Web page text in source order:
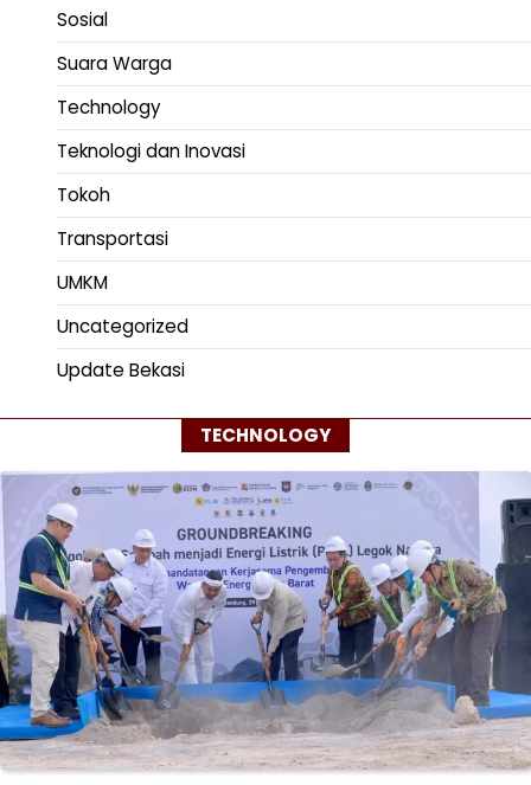
Sosial
Suara Warga
Technology
Teknologi dan Inovasi
Tokoh
Transportasi
UMKM
Uncategorized
Update Bekasi
TECHNOLOGY